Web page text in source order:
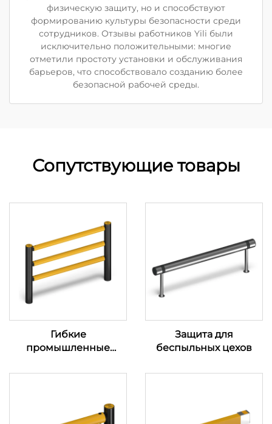
физическую защиту, но и способствуют
формированию культуры безопасности среди
сотрудников. Отзывы работников Yili были
исключительно положительными: многие
отметили простоту установки и обслуживания
барьеров, что способствовало созданию более
безопасной рабочей среды.
Сопутствующие товары
Гибкие
промышленные
Защита для
беспыльных цехов